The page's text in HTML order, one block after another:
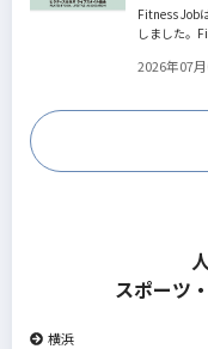
Fitness Job
しました。
していきま
2026年07
スポーツ
横浜